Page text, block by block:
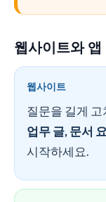
웹사이트와
웹사이트
질문을 길게
업무 글, 문서
시작하세요.